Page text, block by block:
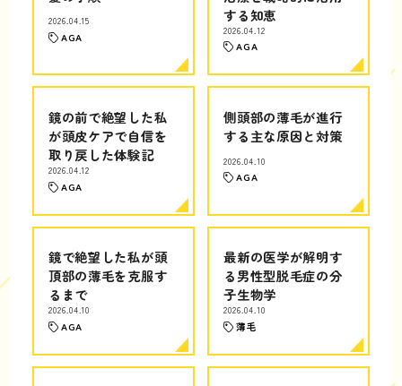
2026.04.15
AGA
する知恵
2026.04.12
AGA
鏡の前で絶望した私
が頭皮ケアで自信を
取り戻した体験記
2026.04.12
AGA
側頭部の薄毛が進行
する主な原因と対策
2026.04.10
AGA
鏡で絶望した私が頭
頂部の薄毛を克服す
るまで
2026.04.10
AGA
最新の医学が解明す
る男性型脱毛症の分
子生物学
2026.04.10
薄毛